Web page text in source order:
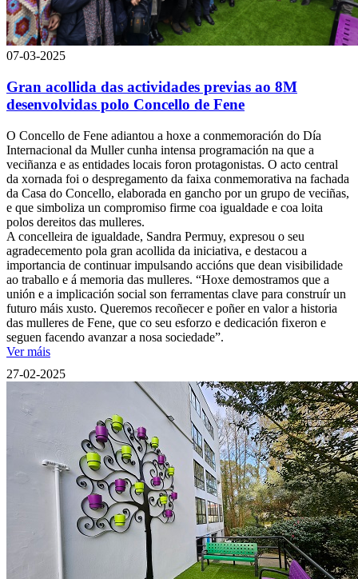
07-03-2025
Gran acollida das actividades previas ao 8M
desenvolvidas polo Concello de Fene
O Concello de Fene adiantou a hoxe a conmemoración do Día
Internacional da Muller cunha intensa programación na que a
veciñanza e as entidades locais foron protagonistas. O acto central
da xornada foi o despregamento da faixa conmemorativa na fachada
da Casa do Concello, elaborada en gancho por un grupo de veciñas,
e que simboliza un compromiso firme coa igualdade e coa loita
polos dereitos das mulleres.
A concelleira de igualdade, Sandra Permuy, expresou o seu
agradecemento pola gran acollida da iniciativa, e destacou a
importancia de continuar impulsando accións que dean visibilidade
ao traballo e á memoria das mulleres. “Hoxe demostramos que a
unión e a implicación social son ferramentas clave para construír un
futuro máis xusto. Queremos recoñecer e poñer en valor a historia
das mulleres de Fene, que co seu esforzo e dedicación fixeron e
seguen facendo avanzar a nosa sociedade”.
Ver máis
27-02-2025